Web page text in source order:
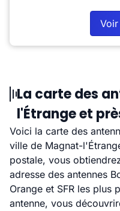
La carte des
l'Étrange et
Voici la carte des
ville de Magnat-
postale, vous
adresse des antennes
Orange et SFR les plus
antenne, vous